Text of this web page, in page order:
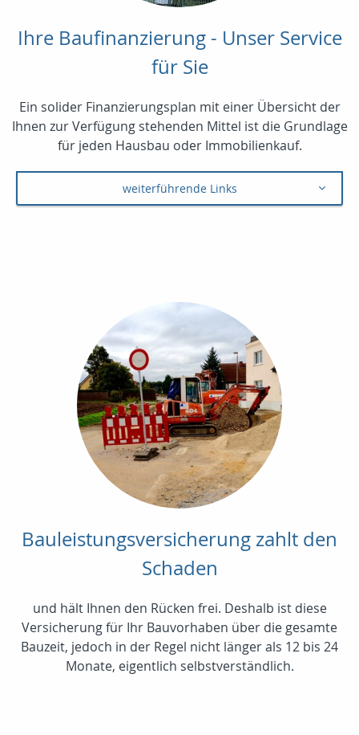
Ihre Baufinanzierung - Unser Service
für Sie
Ein solider Finanzierungsplan mit einer Übersicht der
Ihnen zur Verfügung stehenden Mittel ist die Grundlage
für jeden Hausbau oder Immobilienkauf.
weiterführende Links
Bauleistungsversicherung zahlt den
Schaden
und hält Ihnen den Rücken frei. Deshalb ist diese
Versicherung für Ihr Bauvorhaben über die gesamte
Bauzeit, jedoch in der Regel nicht länger als 12 bis 24
Monate, eigentlich selbstverständlich.